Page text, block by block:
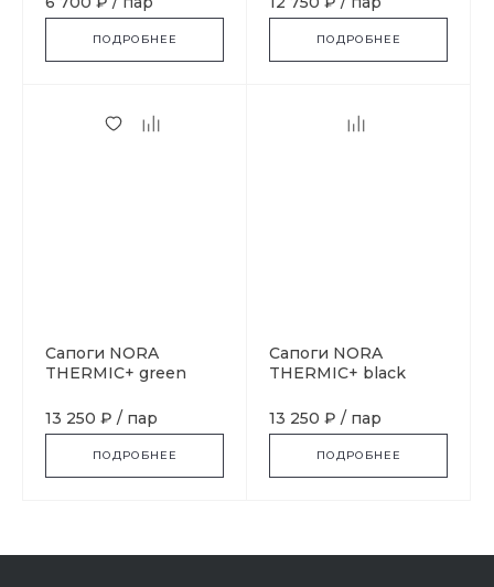
ПОДРОБНЕЕ ПОДРОБНЕЕ
Сапоги NORA
THERMIC+ green
13 250 ₽ / пар
ПОДРОБНЕЕ
Сапоги NORA
THERMIC+ black
13 250 ₽ / пар
ПОДРОБНЕЕ